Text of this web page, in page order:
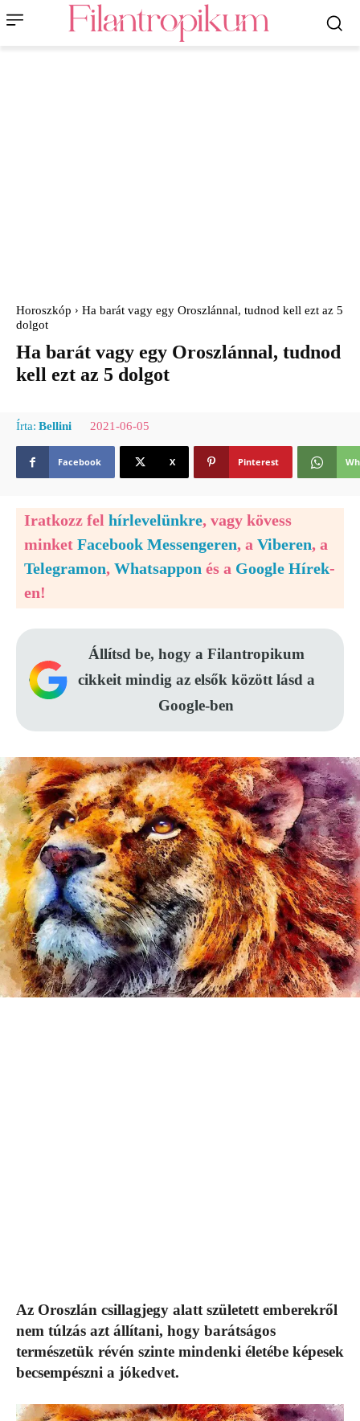
Horoszkóp
Ha barát vagy egy Oroszlánnal, tudnod kell ezt az 5
dolgot
Ha barát vagy egy Oroszlánnal, tudnod
kell ezt az 5 dolgot
Írta: Bellini 2021-06-05
Facebook X Pinterest
Iratkozz fel hírlevelünkre, vagy kövess
minket Facebook Messengeren, a Viberen, a
Telegramon, Whatsappon és a Google Hírek-
en!
Állítsd be, hogy a Filantropikum
cikkeit mindig az elsők között lásd a
Google-ben
Az Oroszlán csillagjegy alatt született emberekről
nem túlzás azt állítani, hogy barátságos
természetük révén szinte mindenki életébe képesek
becsempészni a jókedvet.